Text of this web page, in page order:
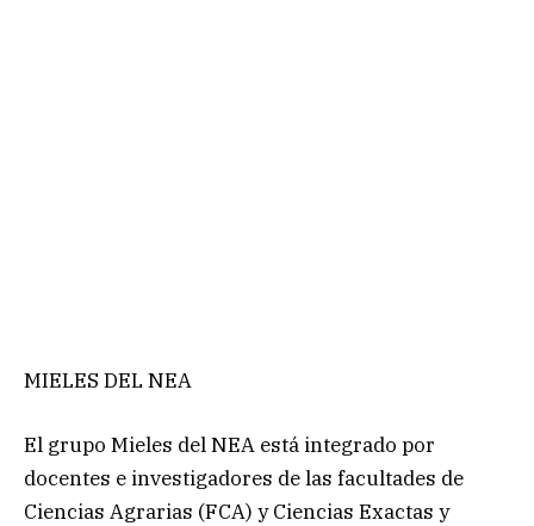
MIELES DEL NEA
El grupo Mieles del NEA está integrado por
docentes e investigadores de las facultades de
Ciencias Agrarias (FCA) y Ciencias Exactas y